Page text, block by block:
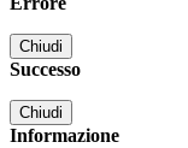
Chiudi
Successo
Chiudi
Informazione